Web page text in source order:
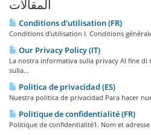
المقالات
Conditions d'utilisation (FR)
Conditions d'utilisation I. Conditions
Our Privacy Policy (IT)
La nostra informativa sulla privacy Al fine
sulla...
Politica de privacidad (ES)
Nuestra politica de privacidad Para hacer
Politique de confidentialité (FR)
Politique de confidentialité1. Nom et